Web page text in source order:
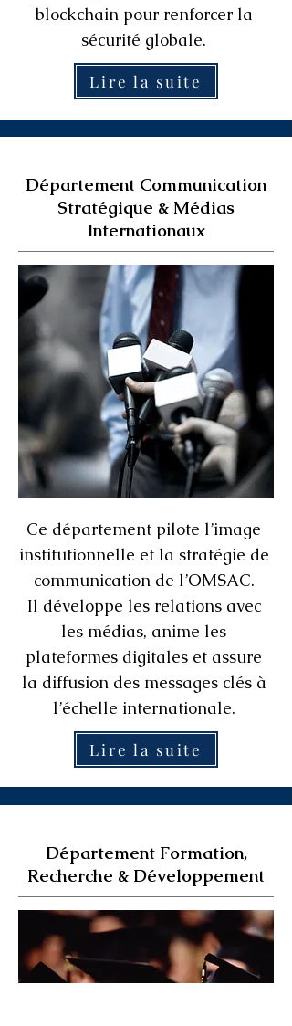
blockchain pour renforcer la
sécurité globale.
Lire la suite
Département Communication
Stratégique & Médias
Internationaux
Ce département pilote l’image
institutionnelle et la stratégie de
communication de l’OMSAC.
Il développe les relations avec
les médias, anime les
plateformes digitales et assure
la diffusion des messages clés à
l’échelle internationale.
Lire la suite
Département Formation,
Recherche & Développement